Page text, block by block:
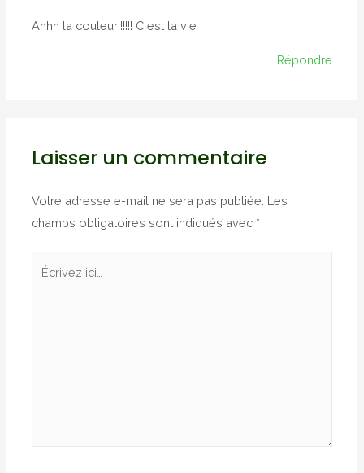
Ahhh la couleur!!!!!! C est la vie
Répondre
Laisser un commentaire
Votre adresse e-mail ne sera pas publiée. Les
champs obligatoires sont indiqués avec *